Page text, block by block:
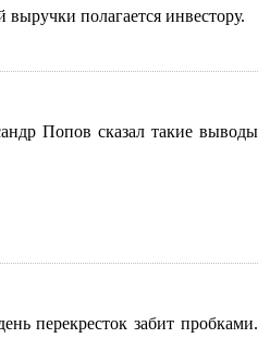
полагается инвестору.
Попов сказал такие выводы
перекресток забит пробками.